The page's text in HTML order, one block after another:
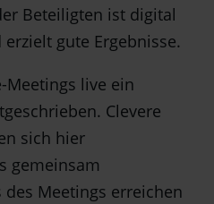
Beteiligten ist digital
gute Ergebnisse.
live ein
Clevere
sich hier
gemeinsam
Meetings erreichen